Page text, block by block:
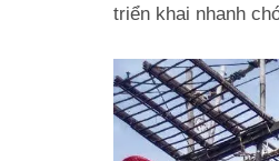
triển khai nhanh